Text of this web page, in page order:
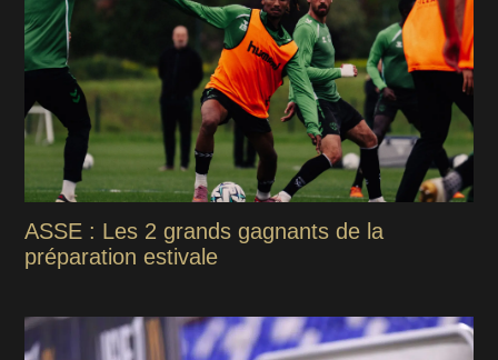
ASSE : Les 2 grands gagnants de la
préparation estivale